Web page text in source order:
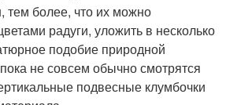
более, что их можно
радуги, уложить в несколько
подобие природной
не совсем обычно смотрятся
подвесные клумбочки